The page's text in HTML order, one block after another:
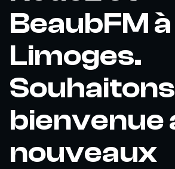
BeaubFM à
Limoges.
bienvenue
nouveaux